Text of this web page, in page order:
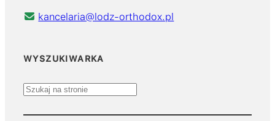
kancelaria@lodz-orthodox.pl
WYSZUKIWARKA
S